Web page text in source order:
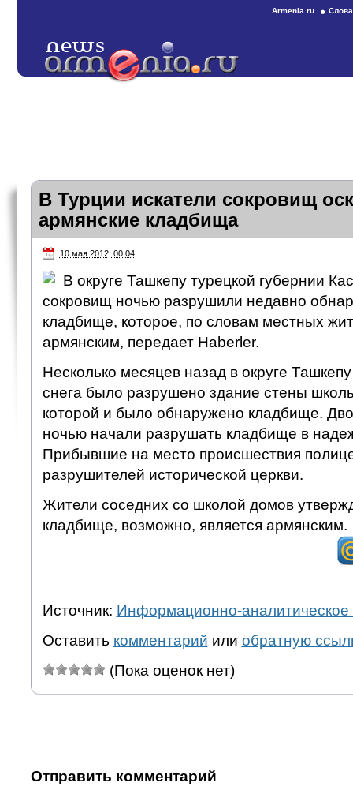
Armenia.ru
В Турции искатели сокровищ
армянские кладбища
10 мая 2012, 00:04
В округе Ташкепу турецкой губернии
сокровищ ночью разрушили недавно
кладбище, которое, по словам местных
армянским, передает Haberler.
Несколько месяцев назад в округе
снега было разрушено здание стены
которой и было обнаружено кладбище.
ночью начали разрушать кладбище в
Прибывшие на место происшествия
разрушителей исторической церкви.
Жители соседних со школой домов
кладбище, возможно, является армянским.
Источник: Информационно-аналитическое
Оставить комментарий или обратную
(Пока оценок нет)
Отправить комментарий